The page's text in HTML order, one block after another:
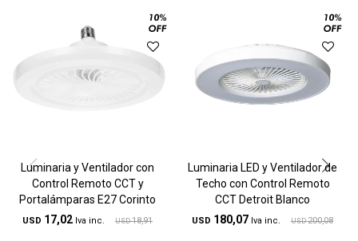
Luminaria y Ventilador con
Control Remoto CCT y
Portalámparas E27 Corinto
USD 17,02 USD 18,91
Luminaria LED y Ventilador de
Techo con Control Remoto
CCT Detroit Blanco
USD 180,07 USD 200,08